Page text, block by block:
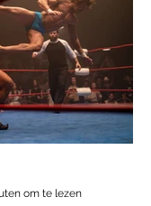
om te lezen